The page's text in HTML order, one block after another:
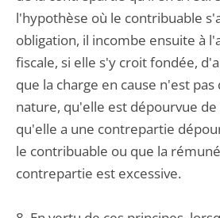
l'hypothèse où le contribuable
obligation, il incombe ensuite à
fiscale, si elle s'y croit fondée,
que la charge en cause n'est
nature, qu'elle est dépourvue
qu'elle a une contrepartie
le contribuable ou que la
contrepartie est excessive.